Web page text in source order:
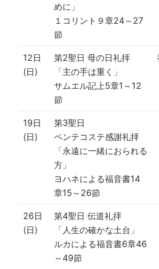
めに」
１コリント９章24～27
節
12日
(日)
第2聖日 母の日礼拝
「主の手は重く」
サムエル記上5章1～12
節
19日
(日)
第3聖日
ペンテコステ感謝礼拝
「永遠に一緒におられる
方」
ヨハネによる福音書14
章15～26節
26日
(日)
第4聖日 伝道礼拝
「人生の確かな土台」
ルカによる福音書6章46
～49節